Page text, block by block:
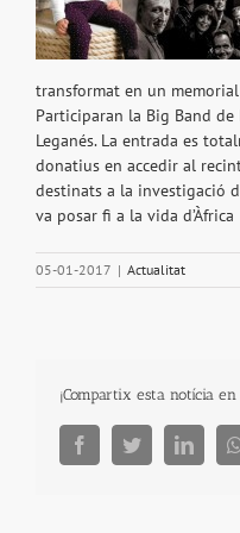
transformat en un
Participaran la Big Band
Leganés. La entrada es
donatius en accedir al
destinats a la investigació
va posar fi a la vida d’Àfrica
05-01-2017 | Actualitat
¡Compartix esta notícia
FacebookTwitter